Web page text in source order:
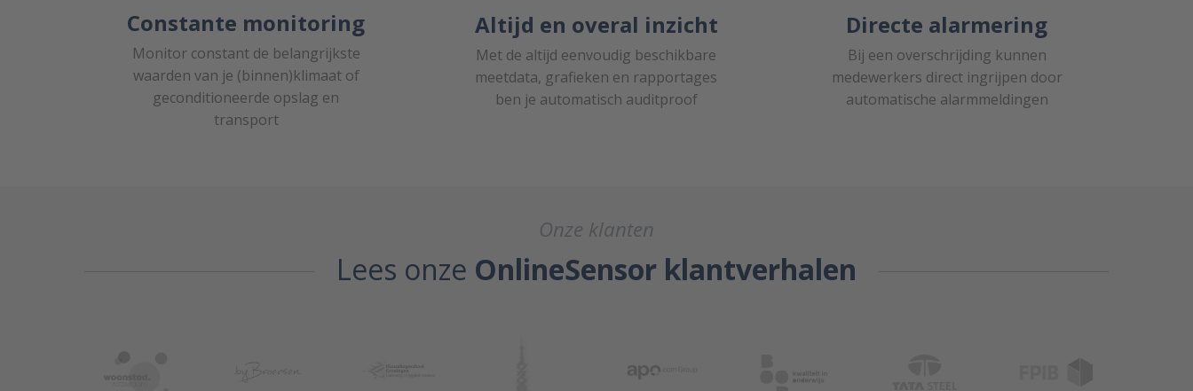
Constante monitoring
Monitor constant de belangrijkste
waarden van je (binnen)klimaat of
geconditioneerde opslag en
transport
Altijd en overal inzicht
Met de altijd eenvoudig beschikbare
meetdata, grafieken en rapportages
ben je automatisch auditproof
Directe alarmering
Bij een overschrijding kunnen
medewerkers direct ingrijpen door
automatische alarmmeldingen
Onze klanten
Lees onze OnlineSensor klantverhalen